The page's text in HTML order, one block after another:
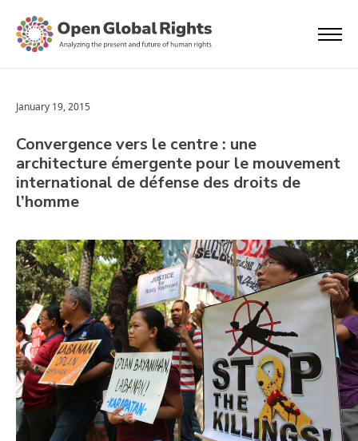
January 19, 2015
Convergence vers le centre : une
architecture émergente pour le mouvement
international de défense des droits de
l’homme